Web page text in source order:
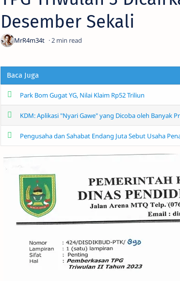
Desember Sekali
2
Baca Juga
Park Bom Gugat YG, Nilai Klaim Rp52 Triliun
KDM: Aplikasi "Nyari Gawe" yang Dicoba oleh Banyak
Pengusaha dan Sahabat Endang Juta Sebut Usaha